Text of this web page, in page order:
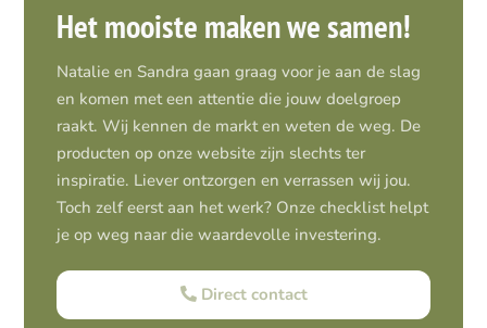
Het mooiste maken we samen!
Natalie en Sandra gaan graag voor je aan de slag
en komen met een attentie die jouw doelgroep
raakt. Wij kennen de markt en weten de weg. De
producten op onze website zijn slechts ter
inspiratie. Liever ontzorgen en verrassen wij jou.
Toch zelf eerst aan het werk? Onze checklist helpt
je op weg naar die waardevolle investering.
Direct contact